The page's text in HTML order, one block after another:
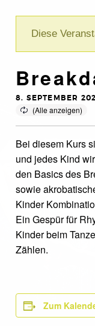
Diese
8. SEPTEMBER
Bei diesem Kurs
und jedes Kind
den Basics des
sowie
Kinder
Ein Gespür für
Kinder beim
Zählen.
Zum